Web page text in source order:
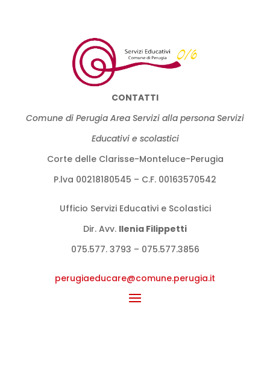
CONTATTI
Comune di Perugia Area Servizi alla persona Servizi
Educativi e scolastici
Corte delle Clarisse-Monteluce-Perugia
P.lva 00218180545 – C.F. 00163570542
Ufficio Servizi Educativi e Scolastici
Dir. Avv. llenia Filippetti
075.577. 3793 – 075.577.3856
perugiaeducare@comune.perugia.it